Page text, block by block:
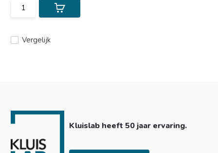
Vergelijk
Kluislab heeft 50 jaar ervaring.